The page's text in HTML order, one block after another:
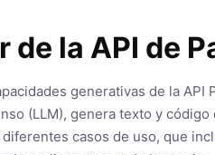
la API de
generativas de la API
(LLM), genera texto y
casos de uso, que